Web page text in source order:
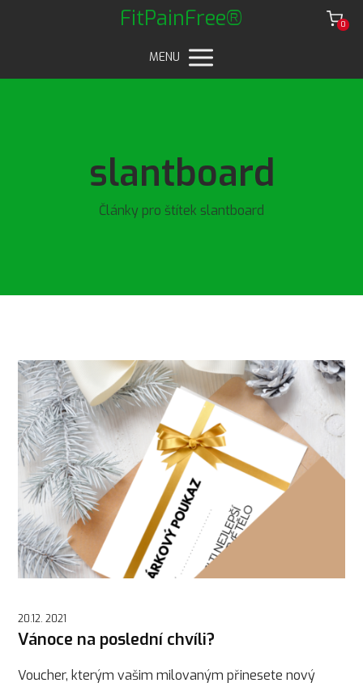
FitPainFree® 0
MENU
slantboard
Články pro štítek slantboard
20.12. 2021
Vánoce na poslední chvíli?
Voucher, kterým vašim milovaným přinesete nový